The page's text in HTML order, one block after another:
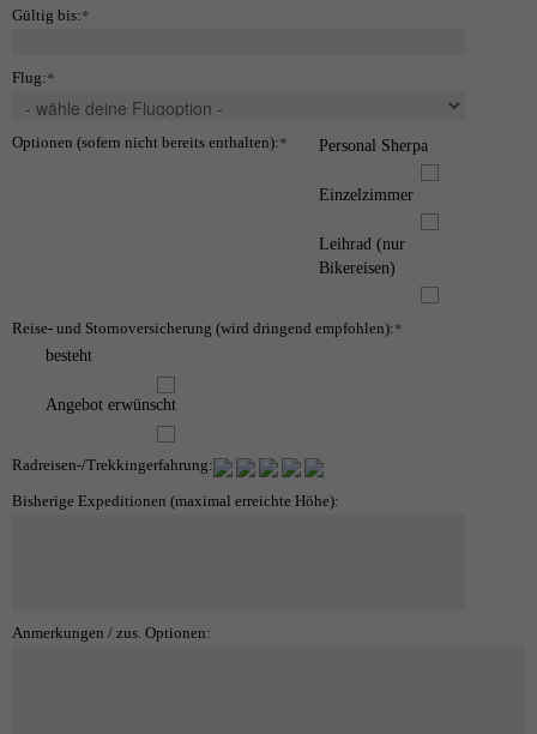
Gültig bis:*
Flug:*
Optionen (sofern nicht bereits enthalten):* Personal Sherpa
Einzelzimmer
Leihrad (nur
Bikereisen)
Reise- und Stornoversicherung (wird dringend empfohlen):*
besteht
Angebot erwünscht
Radreisen-/Trekkingerfahrung:
Bisherige Expeditionen (maximal erreichte Höhe):
Anmerkungen / zus. Optionen: